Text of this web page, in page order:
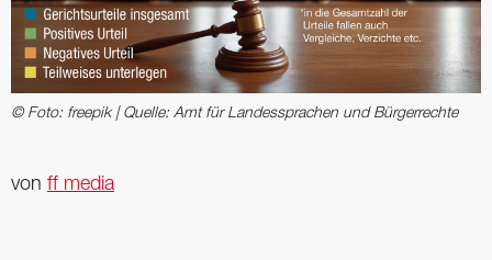
© Foto: freepik | Quelle: Amt für Landessprachen und Bürgerrechte
von ff media